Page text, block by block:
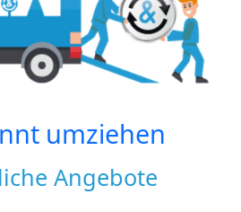
umziehen
Angebote